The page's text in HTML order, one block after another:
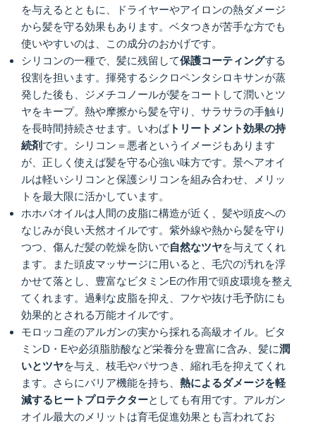
を与えるとともに、ドライヤーやアイロンの熱ダメージ
から髪を守る効果もあります。ベタつきが苦手な方でも
使いやすいのは、この成分のおかげです。
シリコンの一種で、髪に残留して保護コーティングする
役割を担います。揮発するシクロペンタシロキサンが蒸
発した後も、ジメチコノールが髪をコートして潤いとツ
ヤをキープ。熱や摩擦から髪を守り、サラサラの手触り
を長時間持続させます。いわばトリートメント効果の持
続剤 です。シリコン＝悪者というイメージもあります
が、正しく使えば髪を守る心強い味方です。景ヘアオイ
ルは軽いシリコンと保護シリコンを組み合わせ、メリッ
トを最大限に活かしています。
ホホバオイルは人間の皮脂に構造が近く、髪や頭皮への
なじみが良い天然オイルです。紫外線や熱から髪を守り
つつ、傷んだ髪の乾燥を防いで自然なツヤを与えてくれ
ます。また頭皮マッサージに用いると、毛穴の汚れを浮
かせて落とし、豊富なビタミンEの作用で頭皮環境を整え
てくれます。過剰な皮脂を抑え、フケや抜け毛予防にも
効果的とされる万能オイルです。
モロッコ産のアルガンの実から採れる高級オイル。ビタ
ミンD・Eや必須脂肪酸など栄養分を豊富に含み、髪に潤
いとツヤを与え、枝毛やパサつき、縮れ毛を抑えてくれ
ます。さらにバリア機能を持ち、 熱によるダメージを軽
減するヒートプロテクターとしても有用です。アルガン
オイル最大のメリットは育毛促進効果とも言われてお